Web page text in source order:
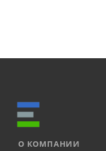
О КОМПАНИИ